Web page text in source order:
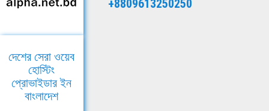
+8809613250250
দেশের সেরা ওয়েব
হোস্টিং
প্রোভাইডার ইন
বাংলাদেশ